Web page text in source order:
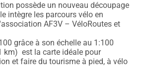
possède un nouveau découpage
intègre les parcours vélo en
AF3V – VéloRoutes et
grâce à son échelle au 1:100
km)  est la carte idéale pour
et faire du tourisme à pied, à vélo